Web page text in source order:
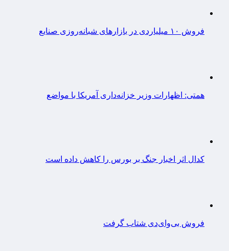
فروش ۱۰ میلیاردی در بازارهای شبانه‌روزی صنایع
همتی: اظهارات وزیر خزانه‌داری آمریکا با مواضع
کدال اثر اخبار جنگ بر بورس را کاهش داده است
فروش بی‌وای‌دی شتاب گرفت